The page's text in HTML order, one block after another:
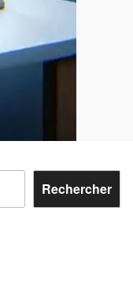
Rechercher